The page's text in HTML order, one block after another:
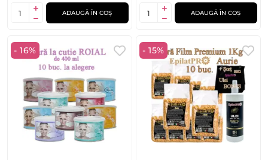
ADAUGĂ ÎN COȘ ADAUGĂ ÎN COȘ
- 16% - 15%